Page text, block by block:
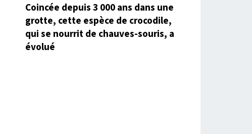
Coincée depuis 3 000 ans dans une
grotte, cette espèce de crocodile,
qui se nourrit de chauves-souris, a
évolué